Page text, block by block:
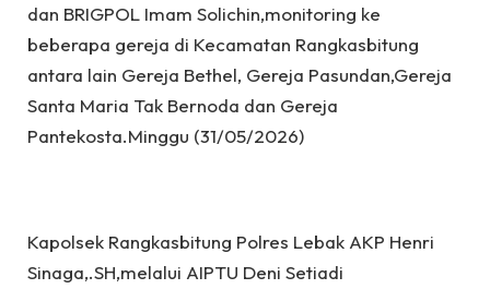
dan BRIGPOL Imam Solichin,monitoring ke
beberapa gereja di Kecamatan Rangkasbitung
antara lain Gereja Bethel, Gereja Pasundan,Gereja
Santa Maria Tak Bernoda dan Gereja
Pantekosta.Minggu (31/05/2026)
Kapolsek Rangkasbitung Polres Lebak AKP Henri
Sinaga,.SH,melalui AIPTU Deni Setiadi